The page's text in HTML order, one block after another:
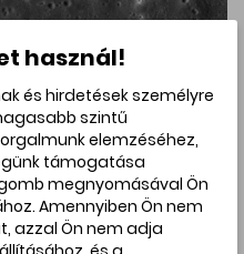
használ!
és hirdetések személyre
szintű
elemzéséhez,
támogatása
gomb megnyomásával Ön
Amennyiben Ön nem
azzal Ön nem adja